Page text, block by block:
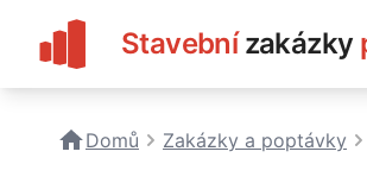
Stavební zakázky
Domů Zakázky a poptávky